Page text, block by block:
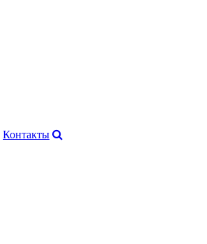
Контакты